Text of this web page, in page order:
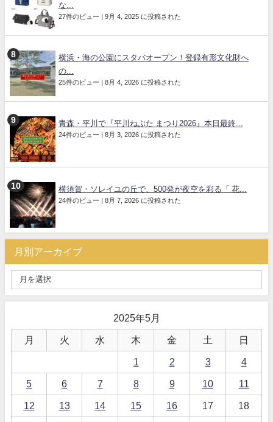
な...
27件のビュー | 9月 4, 2025 に投稿された
横浜・海の公園にスタバオープン！登録有形文化財へ
の...
25件のビュー | 8月 4, 2026 に投稿された
青森・平川で『平川ねぷた まつり2026』本日最終...
24件のビュー | 8月 3, 2026 に投稿された
横須賀・ソレイユの丘で、500発が夜空を彩る「 花...
24件のビュー | 8月 7, 2026 に投稿された
月別アーカイブ
2025年5月
月 火 水 木 金 土 日
1 2 3 4
5 6 7 8 9 10 11
12 13 14 15 16 17 18